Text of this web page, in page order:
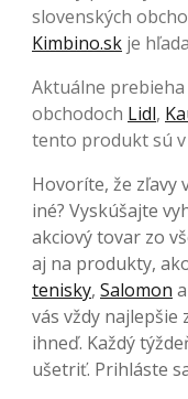
slovenských
Kimbino.sk je
Aktuálne
obchodoch Lidl,
tento produkt sú
Hovoríte, že zľavy
iné? Vyskúšajte
akciový tovar zo
aj na produkty,
tenisky, Salomon a
vás vždy najlepšie
ihneď. Každý
ušetriť. Prihláste